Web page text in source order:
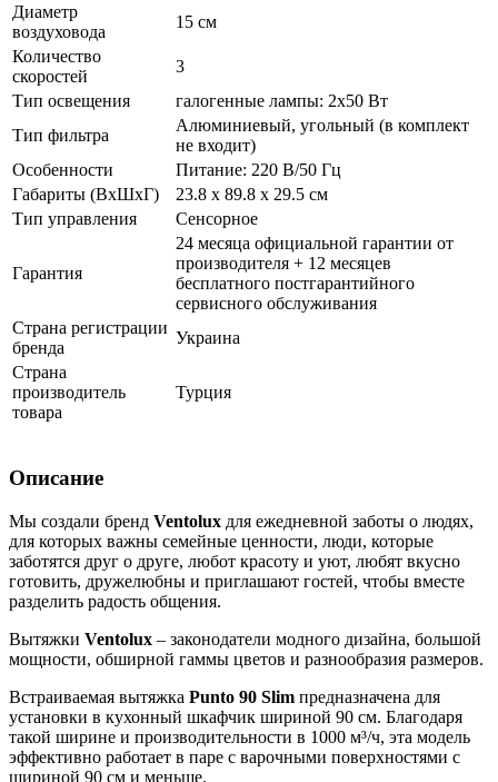
Диаметр
воздуховода
15 см
Количество
скоростей
3
Тип освещения
галогенные лампы: 2х50 Вт
Тип фильтра
Алюминиевый, угольный (в комплект
не входит)
Особенности
Питание: 220 В/50 Гц
Габариты (ВхШхГ)
23.8 х 89.8 х 29.5 см
Тип управления
Сенсорное
Гарантия
24 месяца официальной гарантии от
производителя + 12 месяцев
бесплатного постгарантийного
сервисного обслуживания
Страна регистрации
бренда
Украина
Страна
производитель
товара
Турция
Описание
Мы создали бренд Ventolux для ежедневной заботы о людях,
для которых важны семейные ценности, люди, которые
заботятся друг о друге, любот красоту и уют, любят вкусно
готовить, дружелюбны и приглашают гостей, чтобы вместе
разделить радость общения.
Вытяжки Ventolux – законодатели модного дизайна, большой
мощности, обширной гаммы цветов и разнообразия размеров.
Встраиваемая вытяжка Punto 90 Slim предназначена для
установки в кухонный шкафчик шириной 90 см. Благодаря
такой ширине и производительности в 1000 м³/ч, эта модель
эффективно работает в паре с варочными поверхностями с
шириной 90 см и меньше.